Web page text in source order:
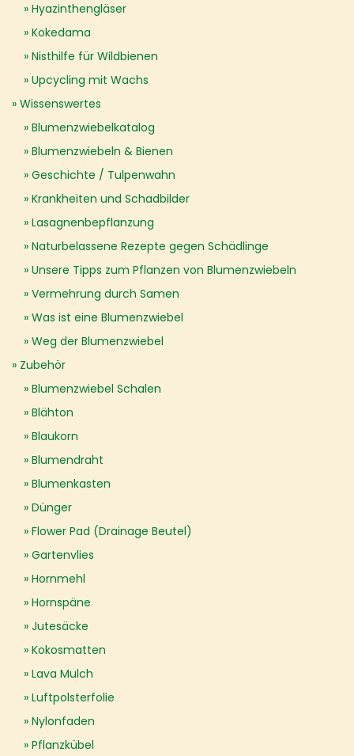
Hyazinthengläser
Kokedama
Nisthilfe für Wildbienen
Upcycling mit Wachs
Wissenswertes
Blumenzwiebelkatalog
Blumenzwiebeln & Bienen
Geschichte / Tulpenwahn
Krankheiten und Schadbilder
Lasagnenbepflanzung
Naturbelassene Rezepte gegen Schädlinge
Unsere Tipps zum Pflanzen von Blumenzwiebeln
Vermehrung durch Samen
Was ist eine Blumenzwiebel
Weg der Blumenzwiebel
Zubehör
Blumenzwiebel Schalen
Blähton
Blaukorn
Blumendraht
Blumenkasten
Dünger
Flower Pad (Drainage Beutel)
Gartenvlies
Hornmehl
Hornspäne
Jutesäcke
Kokosmatten
Lava Mulch
Luftpolsterfolie
Nylonfaden
Pflanzkübel